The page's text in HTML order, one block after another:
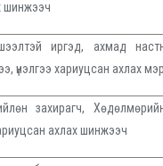
шинжээч
иргэд, ахмад
үнэлгээ хариуцсан ахлах
захирагч,
ахлах шинжээч